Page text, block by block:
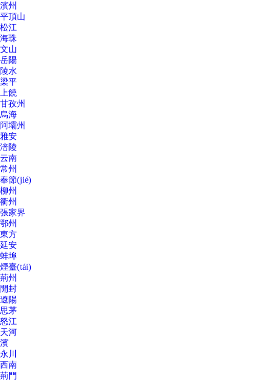
濱州
平頂山
松江
海珠
文山
岳陽
陵水
梁平
上饒
甘孜州
烏海
阿壩州
雅安
涪陵
云南
常州
奉節(jié)
柳州
衢州
張家界
鄂州
東方
延安
蚌埠
煙臺(tái)
荊州
開封
遼陽
思茅
怒江
天河
濱
永川
西南
荊門